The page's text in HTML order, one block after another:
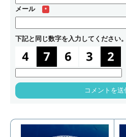
メール *
下記と同じ数字を入力してください。